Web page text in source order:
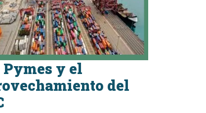
Pymes y el
del